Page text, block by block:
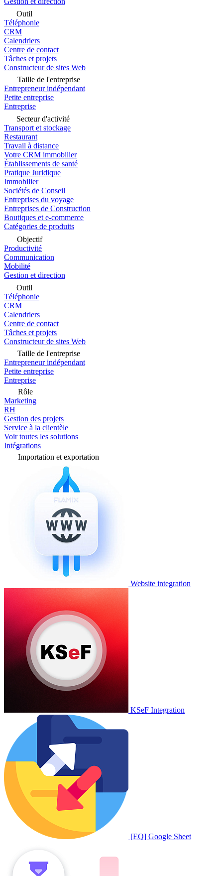
Outil
Téléphonie
CRM
Calendriers
Centre de contact
Tâches et projets
Constructeur de sites Web
Taille de l'entreprise
Entrepreneur indépendant
Petite entreprise
Entreprise
Secteur d'activité
Transport et stockage
Restaurant
Travail à distance
Votre CRM immobilier
Établissements de santé
Pratique Juridique
Immobilier
Sociétés de Conseil
Entreprises du voyage
Entreprises de Construction
Boutiques et e-commerce
Catégories de produits
Objectif
Productivité
Communication
Mobilité
Gestion et direction
Outil
Téléphonie
CRM
Calendriers
Centre de contact
Tâches et projets
Constructeur de sites Web
Taille de l'entreprise
Entrepreneur indépendant
Petite entreprise
Entreprise
Rôle
Marketing
RH
Gestion des projets
Service à la clientèle
Voir toutes les solutions
Intégrations
Importation et exportation
Website integration
KSeF Integration
[EQ] Google Sheet